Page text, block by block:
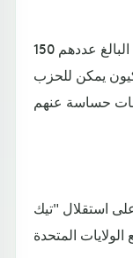
وأضافت أن "المستخدمين الأميركيين البالغ عددهم 150
يمكن للحزب
استقلال "تيك